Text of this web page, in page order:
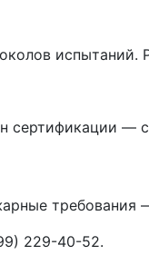
испытаний.
сертификации —
требования
229-40-52.